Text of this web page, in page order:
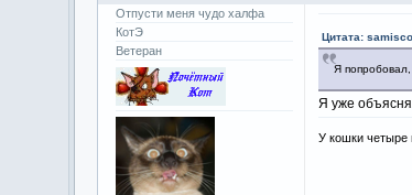
Отпусти меня чудо халфа
КотЭ
Ветеран
Цитата:
Я
Я уже
У кошки четыре